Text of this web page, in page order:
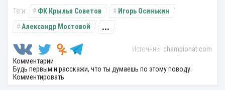
ФК Крылья Советов
Игорь Осинькин
Александр Мостовой
...
championat.com
Комментарии
Будь первым и расскажи, что ты думаешь по этому поводу.
Комментировать